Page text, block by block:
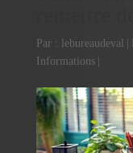
Par : lebureaudeval
Informations